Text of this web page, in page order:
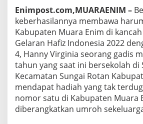
Enimpost.com,MUARAENIM –
keberhasilannya membawa
Kabupaten Muara Enim di
Gelaran Hafiz Indonesia 2022
4, Hanny Virginia seorang gadis
tahun yang saat ini bersekolah di
Kecamatan Sungai Rotan
mendapat hadiah yang tak
nomor satu di Kabupaten Muara
diberangkatkan umroh